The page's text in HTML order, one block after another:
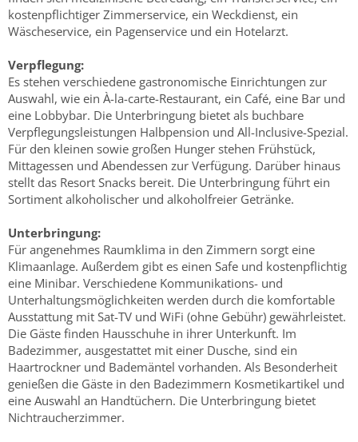
kostenpflichtiger Zimmerservice, ein Weckdienst, ein
Wäscheservice, ein Pagenservice und ein Hotelarzt.
Verpflegung:
Es stehen verschiedene gastronomische Einrichtungen zur
Auswahl, wie ein À-la-carte-Restaurant, ein Café, eine Bar und
eine Lobbybar. Die Unterbringung bietet als buchbare
Verpflegungsleistungen Halbpension und All-Inclusive-Spezial.
Für den kleinen sowie großen Hunger stehen Frühstück,
Mittagessen und Abendessen zur Verfügung. Darüber hinaus
stellt das Resort Snacks bereit. Die Unterbringung führt ein
Sortiment alkoholischer und alkoholfreier Getränke.
Unterbringung:
Für angenehmes Raumklima in den Zimmern sorgt eine
Klimaanlage. Außerdem gibt es einen Safe und kostenpflichtig
eine Minibar. Verschiedene Kommunikations- und
Unterhaltungsmöglichkeiten werden durch die komfortable
Ausstattung mit Sat-TV und WiFi (ohne Gebühr) gewährleistet.
Die Gäste finden Hausschuhe in ihrer Unterkunft. Im
Badezimmer, ausgestattet mit einer Dusche, sind ein
Haartrockner und Bademäntel vorhanden. Als Besonderheit
genießen die Gäste in den Badezimmern Kosmetikartikel und
eine Auswahl an Handtüchern. Die Unterbringung bietet
Nichtraucherzimmer.